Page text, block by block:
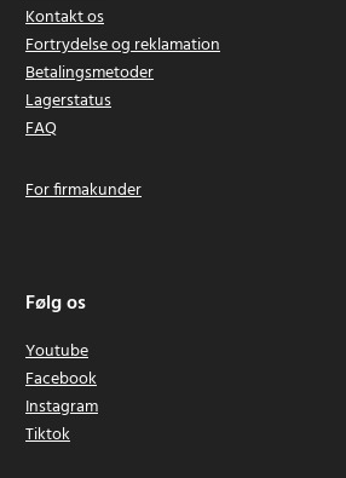
Kontakt os
Fortrydelse og reklamation
Betalingsmetoder
Lagerstatus
FAQ
For firmakunder
Følg os
Youtube
Facebook
Instagram
Tiktok